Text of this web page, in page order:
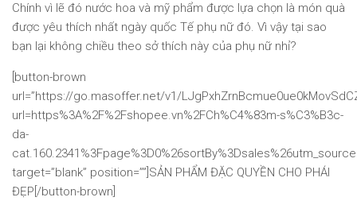
Chính vì lẽ đó nước hoa và mỹ phẩm được lựa chọn là món quà
được yêu thích nhất ngày quốc Tế phụ nữ đó. Vì vậy tại sao
bạn lại không chiều theo sở thích này của phụ nữ nhỉ?
[button-brown
url=”https://go.masoffer.net/v1/
url=https%3A%2F%2Fshopee.vn%2FCh%C4%83m-s%C3%B3c-
da-
target=”blank” position=””]SẢN PHẨM ĐẶC QUYỀN CHO PHÁI
ĐẸP[/button-brown]